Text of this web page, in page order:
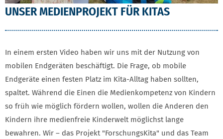
UNSER MEDIENPROJEKT FÜR KITAS
In einem ersten Video haben wir uns mit der Nutzung von
mobilen Endgeräten beschäftigt. Die Frage, ob mobile
Endgeräte einen festen Platz im Kita-Alltag haben sollten,
spaltet. Während die Einen die Medienkompetenz von Kindern
so früh wie möglich fördern wollen, wollen die Anderen den
Kindern ihre medienfreie Kinderwelt möglichst lange
bewahren. Wir – das Projekt "ForschungsKita" und das Team